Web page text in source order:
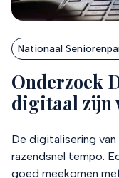
Nationaal
Onderzoek
digitaal zijn
De digitalisering
razendsnel tempo.
goed meekomen